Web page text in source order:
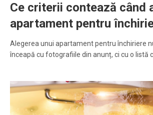
Ce criterii contează când
apartament pentru
Alegerea unui apartament pentru închiriere
înceapă cu fotografiile din anunț, ci cu o listă